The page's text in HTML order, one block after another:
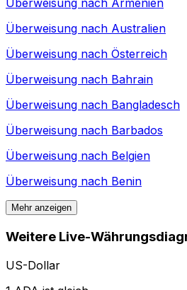
Überweisung nach Armenien
Überweisung nach Australien
Überweisung nach Österreich
Überweisung nach Bahrain
Überweisung nach Bangladesch
Überweisung nach Barbados
Überweisung nach Belgien
Überweisung nach Benin
Mehr anzeigen
Weitere Live-
US-Dollar